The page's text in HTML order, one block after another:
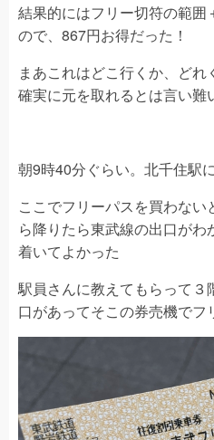
結果的にはフリー切符の範囲
ので、867円お得だった！
まあこれはどこ行くか、どれ
確実に元を取れるとは言い難
朝9時40分ぐらい。北千住駅に
ここでフリーパスを買わな
ら降りたら東武線の出口が
着いてよかった
駅員さんに教えてもらって
口があってそこの券売機でフ